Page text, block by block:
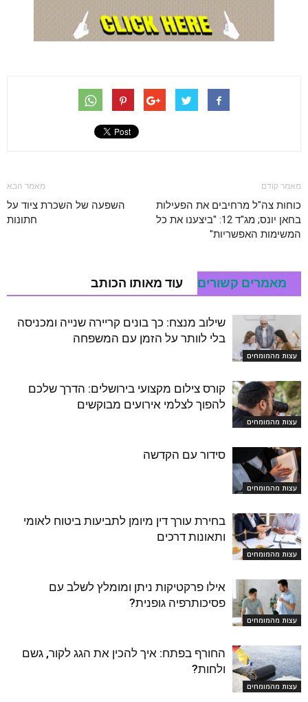
מאמר קודם
כוחות צה"ל מרחיבים את הפעילות
בחאן יונס; מג"ד 12: "ביצענו את כל
המשימות האפשריות"
מאמר הבא
השפעה של השכרת ציוד על
חתונות
מאמרים קשורים עוד מאותו הכותב
עצות מהמומחים
שילוב מנצח: כך בונים קריירה שנייה ומכניסה
בלי לוותר על הזמן עם המשפחה
עצות מהמומחים
קורס צילום מקצועי בירושלים: הדרך שלכם
להפוך לצלמי אירועים מבוקשים
עצות מהמומחים
סידור עם הקדשה
עצות מהמומחים
בחירת עורך דין מיומן לתביעות ביטוח לאומי
ותאונות דרכים
עצות מהמומחים
אילו פרקטיקות ניתן ומומלץ לשלב עם
פסיכותרפיה גופנית?
עצות מהמומחים
החורף בפתח: איך להכין את הגג לקור, גשם
ולחות?